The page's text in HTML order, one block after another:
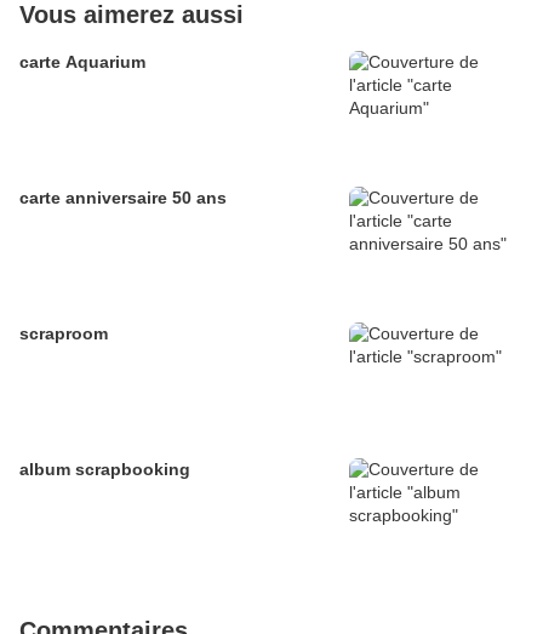
Vous aimerez aussi
carte Aquarium
carte anniversaire 50 ans
scraproom
album scrapbooking